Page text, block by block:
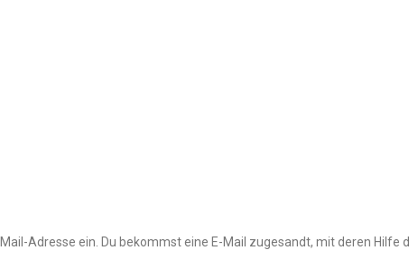
Adresse ein. Du bekommst eine E-Mail zugesandt, mit deren Hilfe